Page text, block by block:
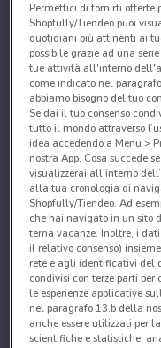
Permettici di fornirti offerte
Shopfully/Tiendeo puoi
quotidiani più attinenti ai
possibile grazie ad una
tue attività all'interno
come indicato nel
abbiamo bisogno del tuo
Se dai il tuo consenso
tutto il mondo attraverso
idea accedendo a Menu >
nostra App. Cosa succede
visualizzerai all'interno
alla tua cronologia di
Shopfully/Tiendeo. Ad
che hai navigato in un sito
tema vacanze. Inoltre, i
il relativo consenso)
rete e agli identificativi del
condivisi con terze parti
le esperienze applicative
nel paragrafo 13.b della
anche essere utilizzati per
scientifiche e statistiche,